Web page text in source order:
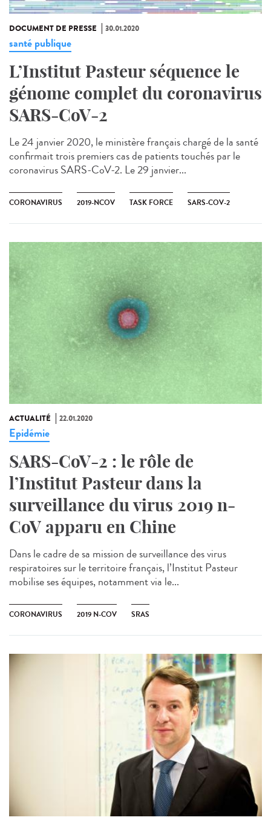
DOCUMENT DE PRESSE 30.01.2020
santé publique
L’Institut Pasteur séquence le
génome complet du coronavirus
SARS-CoV-2
Le 24 janvier 2020, le ministère français chargé de la santé
confirmait trois premiers cas de patients touchés par le
coronavirus SARS-CoV-2​. Le 29 janvier...
CORONAVIRUS 2019-NCOV TASK FORCE SARS-COV-2
ACTUALITÉ 22.01.2020
Epidémie
SARS-CoV-2 : le rôle de
l’Institut Pasteur dans la
surveillance du virus 2019 n-
CoV apparu en Chine
Dans le cadre de sa mission de surveillance des virus
respiratoires sur le territoire français, l’Institut Pasteur
mobilise ses équipes, notamment via le...
CORONAVIRUS 2019 N-COV SRAS